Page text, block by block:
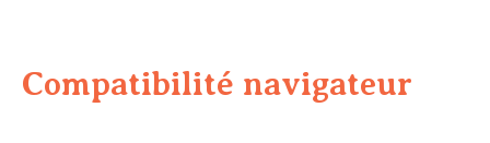
Compatibilité navigateur